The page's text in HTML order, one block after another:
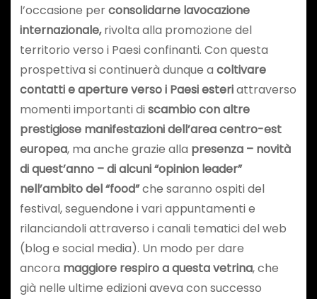
l’occasione perconsolidarne lavocazione
internazionale,rivolta alla promozione del
territorio verso i Paesi confinanti. Con questa
prospettiva si continuerà dunque a coltivare
contatti e aperture verso i Paesi esteriattraverso
momenti importanti discambio con altre
prestigiose manifestazioni dell’area centro-est
europea, ma anche grazie alla presenza – novità
di quest’anno – di alcuni “opinion leader”
nell’ambito del “food”che saranno ospiti del
festival, seguendone i vari appuntamenti e
rilanciandoli attraverso i canali tematici del web
(blog e social media). Un modo per dare
ancora maggiore respiro a questa vetrina, che
già nelle ultime edizioni aveva con successo